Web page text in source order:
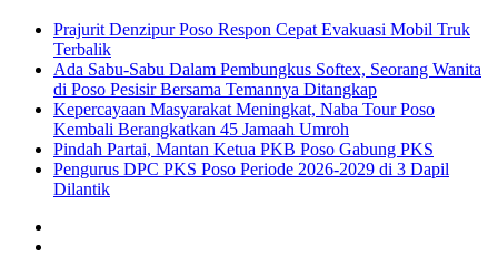
Prajurit Denzipur Poso Respon Cepat Evakuasi Mobil Truk
Terbalik
Ada Sabu-Sabu Dalam Pembungkus Softex, Seorang Wanita
di Poso Pesisir Bersama Temannya Ditangkap
Kepercayaan Masyarakat Meningkat, Naba Tour Poso
Kembali Berangkatkan 45 Jamaah Umroh
Pindah Partai, Mantan Ketua PKB Poso Gabung PKS
Pengurus DPC PKS Poso Periode 2026-2029 di 3 Dapil
Dilantik